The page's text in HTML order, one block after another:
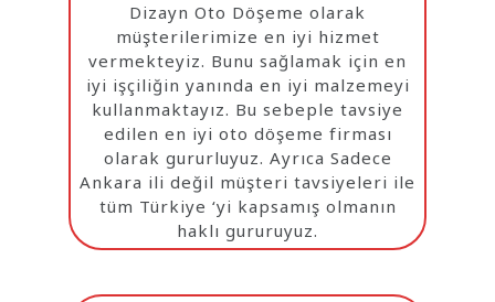
Dizayn Oto Döşeme olarak
müşterilerimize en iyi hizmet
vermekteyiz. Bunu sağlamak için en
iyi işçiliğin yanında en iyi malzemeyi
kullanmaktayız. Bu sebeple tavsiye
edilen en iyi oto döşeme firması
olarak gururluyuz. Ayrıca Sadece
Ankara ili değil müşteri tavsiyeleri ile
tüm Türkiye ‘yi kapsamış olmanın
haklı gururuyuz.